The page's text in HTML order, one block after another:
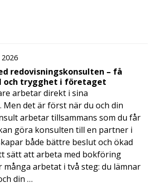
redovisningskonsulten – få
trygghet i företaget
arbetar direkt i sina
Men det är först när du och din
arbetar tillsammans som du får
göra konsulten till en partner i
både bättre beslut och ökad
sätt att arbeta med bokföring
arbetat i två steg: du lämnar
din …